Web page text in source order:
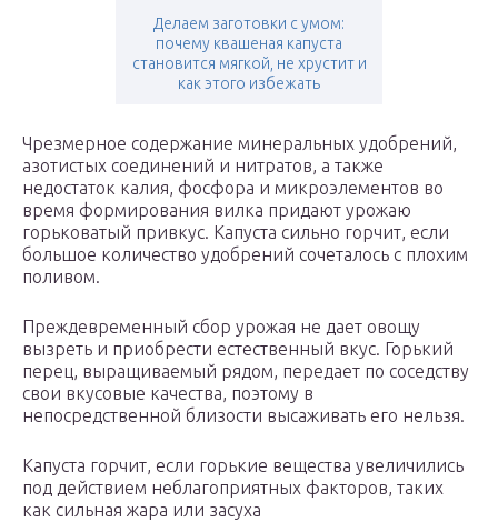
Делаем заготовки с умом:
почему квашеная капуста
становится мягкой, не хрустит и
как этого избежать
Чрезмерное содержание минеральных удобрений,
азотистых соединений и нитратов, а также
недостаток калия, фосфора и микроэлементов во
время формирования вилка придают урожаю
горьковатый привкус. Капуста сильно горчит, если
большое количество удобрений сочеталось с плохим
поливом.
Преждевременный сбор урожая не дает овощу
вызреть и приобрести естественный вкус. Горький
перец, выращиваемый рядом, передает по соседству
свои вкусовые качества, поэтому в
непосредственной близости высаживать его нельзя.
Капуста горчит, если горькие вещества увеличились
под действием неблагоприятных факторов, таких
как сильная жара или засуха